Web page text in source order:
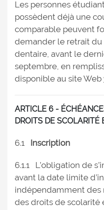
Les personnes
possèdent déjà une
comparable peuvent
demander le retrait du
dentaire, avant le
septembre, en
disponible au site Web
ARTICLE 6 -
DROITS DE SCOLARITÉ
6.1 Inscription
6.1.1 L’obligation de
avant la date limite
indépendamment
des droits de scolarité